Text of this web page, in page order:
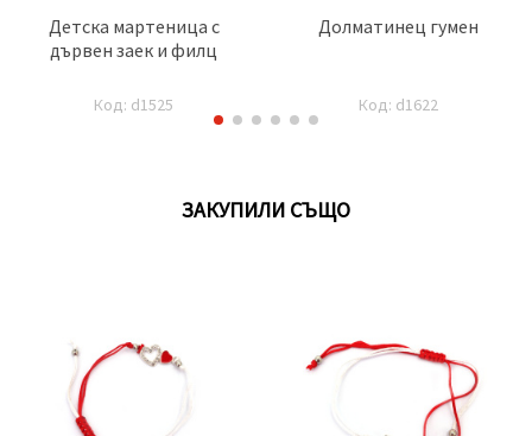
Детска мартеница с
дървен заек и филц
Код: d1525
Долматинец гумен
Код: d1622
ЗАКУПИЛИ СЪЩО